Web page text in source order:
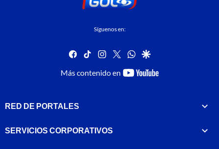
Síguenos en:
facebook
tiktok instagram
twitterwhatsapp
google
Más contenido en
youtube-
RED DE PORTALES
SERVICIOS CORPORATIVOS